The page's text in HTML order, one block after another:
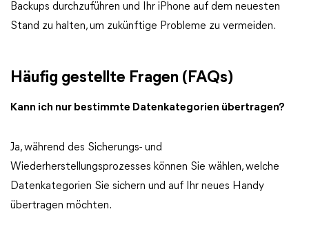
Backups durchzuführen und Ihr iPhone auf dem neuesten
Stand zu halten, um zukünftige Probleme zu vermeiden.
Häufig gestellte Fragen (FAQs)
Kann ich nur bestimmte Datenkategorien übertragen?
Ja, während des Sicherungs- und
Wiederherstellungsprozesses können Sie wählen, welche
Datenkategorien Sie sichern und auf Ihr neues Handy
übertragen möchten.